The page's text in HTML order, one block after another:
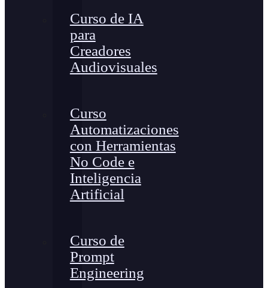
Curso de IA
para
Creadores
Audiovisuales
Curso
Automatizaciones
con Herramientas
No Code e
Inteligencia
Artificial
Curso de
Prompt
Engineering